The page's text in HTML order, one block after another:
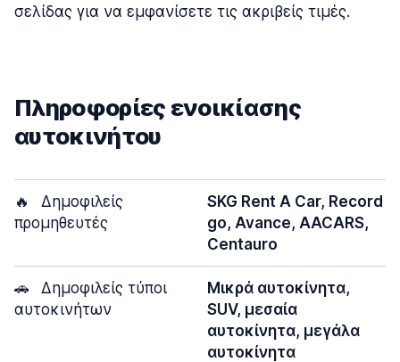
σελίδας για να εμφανίσετε τις ακριβείς τιμές.
Πληροφορίες ενοικίασης
αυτοκινήτου
🔥
Δημοφιλείς
προμηθευτές
SKG Rent A Car, Record
go, Avance, AACARS,
Centauro
🚗
Δημοφιλείς τύποι
αυτοκινήτων
Μικρά αυτοκίνητα,
SUV, μεσαία
αυτοκίνητα, μεγάλα
αυτοκίνητα